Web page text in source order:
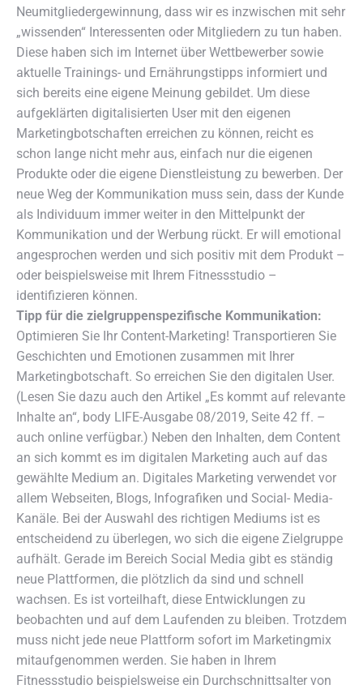
Neumitgliedergewinnung, dass wir es inzwischen mit sehr
„wissenden“ Interessenten oder Mitgliedern zu tun haben.
Diese haben sich im Internet über Wettbewerber sowie
aktuelle Trainings- und Ernährungstipps informiert und
sich bereits eine eigene Meinung gebildet. Um diese
aufgeklärten digitalisierten User mit den eigenen
Marketingbotschaften erreichen zu können, reicht es
schon lange nicht mehr aus, einfach nur die eigenen
Produkte oder die eigene Dienstleistung zu bewerben. Der
neue Weg der Kommunikation muss sein, dass der Kunde
als Individuum immer weiter in den Mittelpunkt der
Kommunikation und der Werbung rückt. Er will emotional
angesprochen werden und sich positiv mit dem Produkt –
oder beispielsweise mit Ihrem Fitnessstudio –
identifizieren können.
Tipp für die zielgruppenspezifische Kommunikation:
Optimieren Sie Ihr Content-Marketing! Transportieren Sie
Geschichten und Emotionen zusammen mit Ihrer
Marketingbotschaft. So erreichen Sie den digitalen User.
(Lesen Sie dazu auch den Artikel „Es kommt auf relevante
Inhalte an“, body LIFE-Ausgabe 08/2019, Seite 42 ff. –
auch online verfügbar.) Neben den Inhalten, dem Content
an sich kommt es im digitalen Marketing auch auf das
gewählte Medium an. Digitales Marketing verwendet vor
allem Webseiten, Blogs, Infografiken und Social- Media-
Kanäle. Bei der Auswahl des richtigen Mediums ist es
entscheidend zu überlegen, wo sich die eigene Zielgruppe
aufhält. Gerade im Bereich Social Media gibt es ständig
neue Plattformen, die plötzlich da sind und schnell
wachsen. Es ist vorteilhaft, diese Entwicklungen zu
beobachten und auf dem Laufenden zu bleiben. Trotzdem
muss nicht jede neue Plattform sofort im Marketingmix
mitaufgenommen werden. Sie haben in Ihrem
Fitnessstudio beispielsweise ein Durchschnittsalter von